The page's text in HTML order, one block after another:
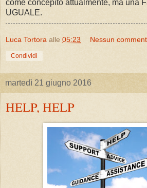
come concepito attualmente, ma una
UGUALE.
Luca Tortora alle 05:23 Nessun
Condividi
martedì 21 giugno 2016
HELP, HELP